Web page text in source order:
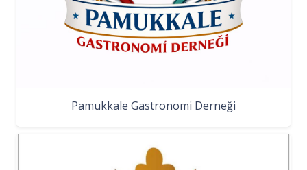
Pamukkale Gastronomi Derneği